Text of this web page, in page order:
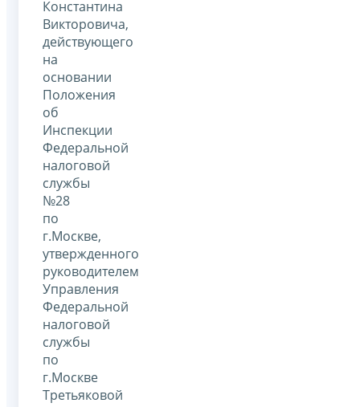
Константина
Викторовича,
действующего
на
основании
Положения
об
Инспекции
Федеральной
налоговой
службы
№28
по
г.Москве,
утвержденного
руководителем
Управления
Федеральной
налоговой
службы
по
г.Москве
Третьяковой